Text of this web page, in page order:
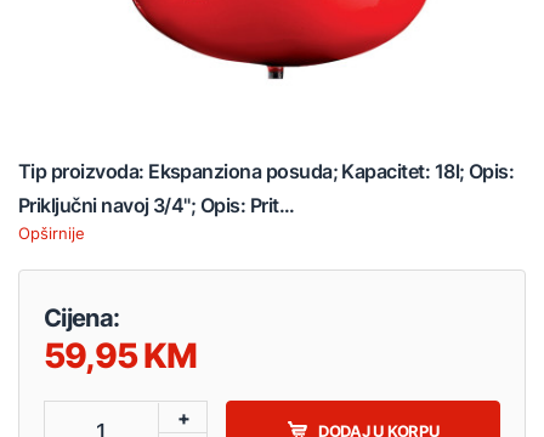
Tip proizvoda: Ekspanziona posuda; Kapacitet: 18l; Opis:
Priključni navoj 3/4"; Opis: Prit...
Opširnije
Cijena:
59,95
+
DODAJ U KORPU